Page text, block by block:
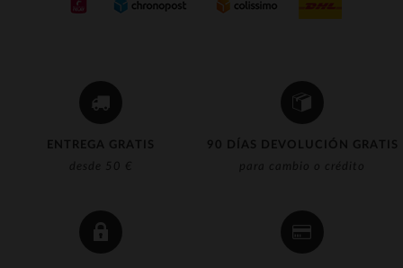
ENTREGA GRATIS
desde 50 €
90 DÍAS DEVOLUCIÓN GRATIS
para cambio o crédito